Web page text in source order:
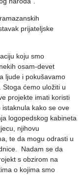
prijateljske
koju smo
osam-devet
ljude i pokušavamo
ćemo uložiti u
projekte imati koristi
kako se ove
logopedskog kabineta
njihovu
te da mogu odrasti u
Nadam se da
s obzirom na
o kojima smo